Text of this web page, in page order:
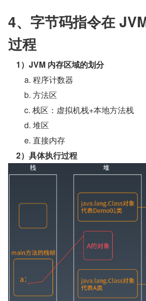
4、字节码指令在
过程
1）JVM 内存区域的划分
a. 程序计数器
b. 方法区
c. 栈区：虚拟机栈+本地方法栈
d. 堆区
e. 直接内存
2）具体执行过程